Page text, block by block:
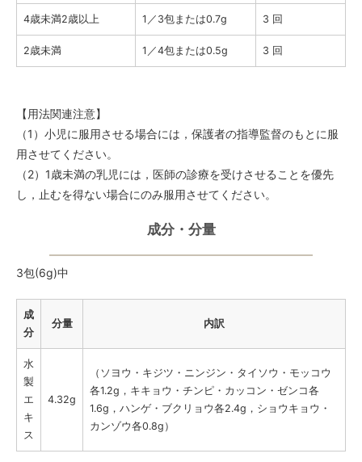
4歳未満2歳以上 1／3包または0.7g 3 回
2歳未満 1／4包または0.5g 3 回
【用法関連注意】
（1）小児に服用させる場合には，保護者の指導監督のもとに服
用させてください。
（2）1歳未満の乳児には，医師の診療を受けさせることを優先
し，止むを得ない場合にのみ服用させてください。
成分・分量
3包(6g)中
成
分
分量 内訳
水
製
エ
キ
ス
4.32g
（ソヨウ・キジツ・ニンジン・タイソウ・モッコウ
各1.2g，キキョウ・チンピ・カッコン・ゼンコ各
1.6g，ハンゲ・ブクリョウ各2.4g，ショウキョウ・
カンゾウ各0.8g）